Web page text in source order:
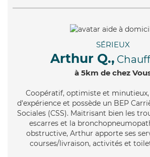
SÉRIEUX
Arthur Q.,
à 5km de chez
Coopératif, optimiste et minutieux,
d'expérience et possède un BEP
Sociales (CSS). Maitrisant bien les
escarres et la
obstructive, Arthur apporte ses
courses/livraison, activités et